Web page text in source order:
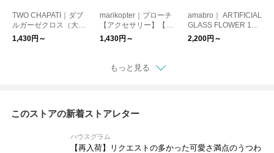
TWO CHAPATI｜ダブ
ルガーゼクロス（大判
ハンカチ）【プレゼン
ト】【バレンタイン】
1,430円～
marikopter｜ブローチ
【アクセサリー】【プ
レゼント】
1,430円～
amabro｜ ARTIFICIAL
GLASS FLOWER 16
種類【インテリア ガ
ラス製 オブジェ ガー
2,200円～
もっと見る
このストアの新着ストアレター
ハウスグラム
【再入荷】リクエストの多かった可愛さ満点のうつわ